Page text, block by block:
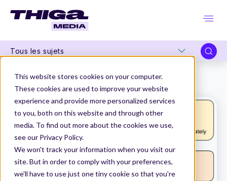
This website stores cookies on your computer.
These cookies are used to improve your website
experience and provide more personalized services
to you, both on this website and through other
media. To find out more about the cookies we use,
see our Privacy Policy.
We won't track your information when you visit our
site. But in order to comply with your preferences,
we'll have to use just one tiny cookie so that you're
Tous les sujets
Thiga Media
Product Management